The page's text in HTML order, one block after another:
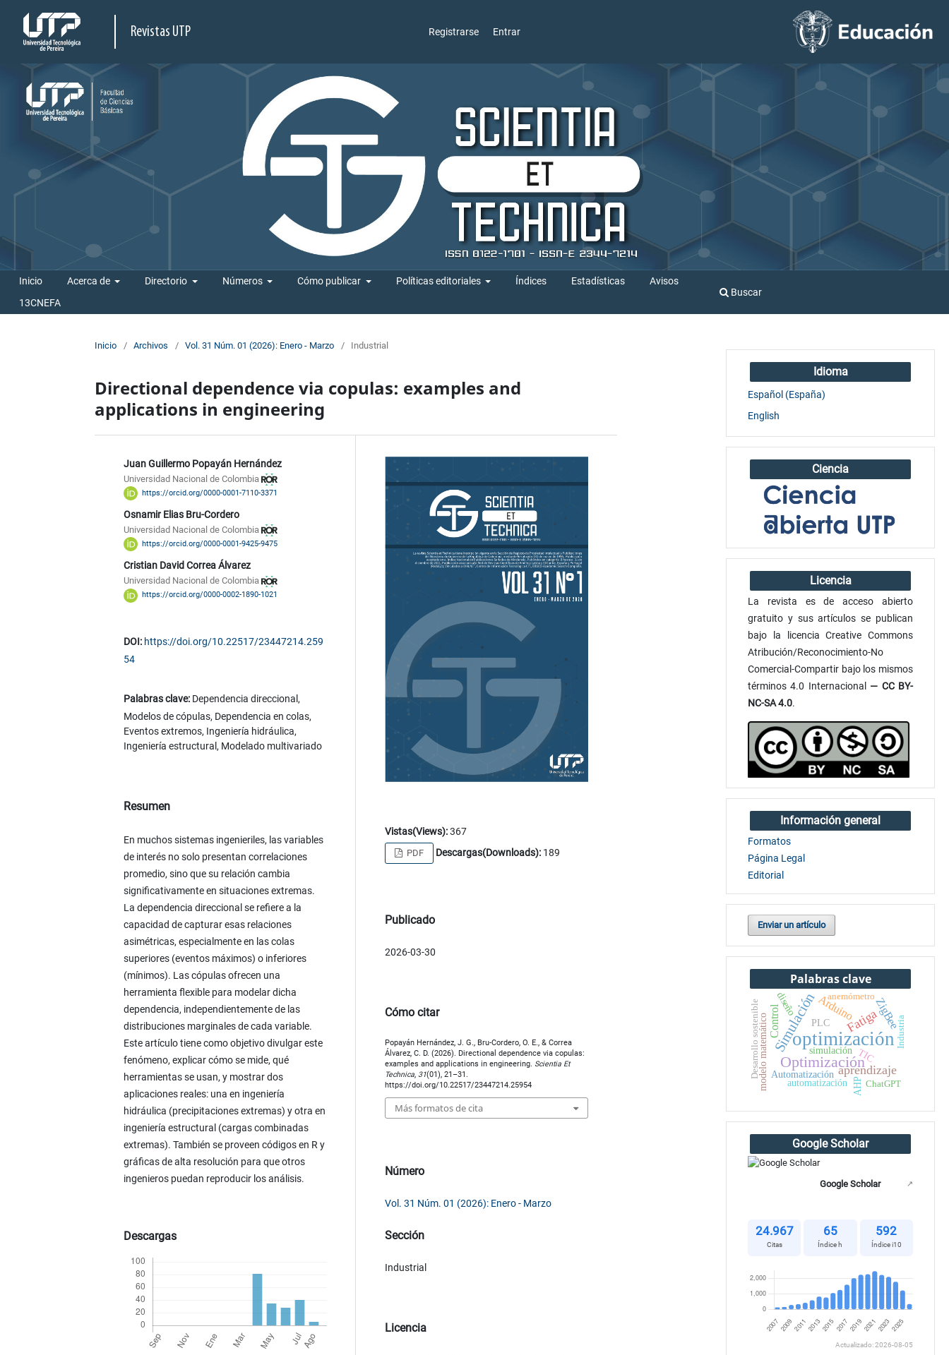
Revistas UTP Registrarse Entrar
Inicio Acerca de Directorio Números Cómo publicar Políticas editoriales Índices Estadísticas
Avisos
13CNEFA
Buscar
Inicio / Archivos / Vol. 31 Núm. 01 (2026): Enero - Marzo / Industrial
Directional dependence via copulas: examples and
applications in engineering
Juan Guillermo Popayán Hernández
Universidad Nacional de Colombia
https://orcid.org/0000-0001-7110-3371
Osnamir Elias Bru-Cordero
Universidad Nacional de Colombia
https://orcid.org/0000-0001-9425-9475
Cristian David Correa Álvarez
Universidad Nacional de Colombia
https://orcid.org/0000-0002-1890-1021
DOI: https://doi.org/10.22517/23447214.259
54
Palabras clave: Dependencia direccional,
Modelos de cópulas, Dependencia en colas,
Eventos extremos, Ingeniería hidráulica,
Ingeniería estructural, Modelado multivariado
Resumen
En muchos sistemas ingenieriles, las variables
de interés no solo presentan correlaciones
promedio, sino que su relación cambia
significativamente en situaciones extremas.
La dependencia direccional se refiere a la
capacidad de capturar esas relaciones
asimétricas, especialmente en las colas
superiores (eventos máximos) o inferiores
(mínimos). Las cópulas ofrecen una
herramienta flexible para modelar dicha
dependencia, independientemente de las
distribuciones marginales de cada variable.
Este artículo tiene como objetivo divulgar este
fenómeno, explicar cómo se mide, qué
herramientas se usan, y mostrar dos
aplicaciones reales: una en ingeniería
hidráulica (precipitaciones extremas) y otra en
ingeniería estructural (cargas combinadas
extremas). También se proveen códigos en R y
gráficas de alta resolución para que otros
ingenieros puedan reproducir los análisis.
Descargas
Vistas(Views):367
PDF Descargas(Downloads):189
Publicado
2026-03-30
Cómo citar
Popayán Hernández, J. G., Bru-Cordero, O. E., & Correa
Álvarez, C. D. (2026). Directional dependence via copulas:
examples and applications in engineering. Scientia Et
Technica, 31(01), 21–31.
https://doi.org/10.22517/23447214.25954
Más formatos de cita
Número
Vol. 31 Núm. 01 (2026): Enero - Marzo
Sección
Industrial
Licencia
Idioma
Español (España)
English
Ciencia
Licencia
La revista es de acceso abierto
gratuito y sus artículos se publican
bajo la licencia Creative Commons
Atribución/Reconocimiento-No
Comercial-Compartir bajo los mismos
términos 4.0 Internacional — CC BY-
NC-SA 4.0.
Información general
Formatos
Página Legal
Editorial
Enviar un artículo
Palabras clave
optimización
Optimización
Simulación Fatiga
aprendizaje
Arduino ZigBee
Control
modelo matemático TIC
Automatización
PLC
simulación
AHP
diseño
automatización
Desarrollo sostenible
anemómetro
ChatGPT
Industria
Google Scholar
Google Scholar ↗
24.967
Citas
65
Índice h
592
Índice i10
Actualizado: 2026-08-05